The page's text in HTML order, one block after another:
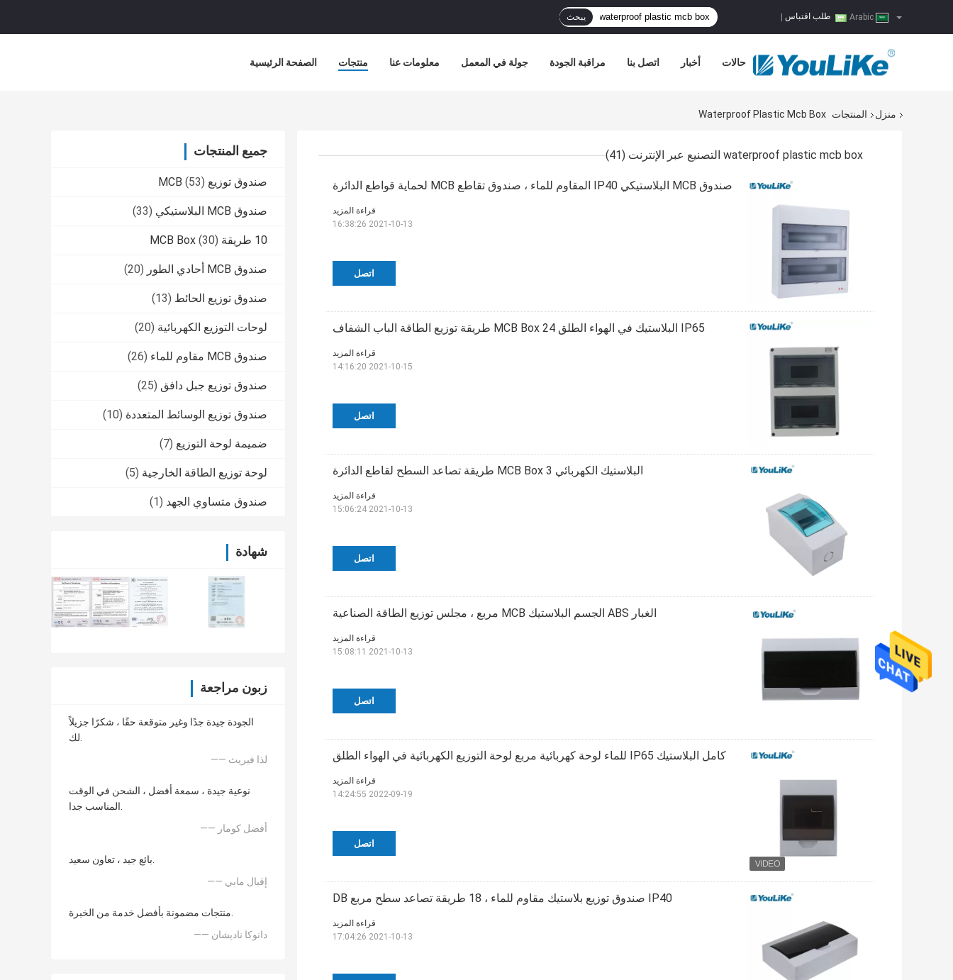
طلب اقتباس يبحث
الصفحة الرئيسية منتجات معلومات عنا جولة في المعمل مراقبة الجودة اتصل بنا أخبار حالات
منزل المنتجات Waterproof Plastic Mcb Box
جميع المنتجات
صندوق توزيع MCB (53)
صندوق MCB البلاستيكي (33)
10 طريقة MCB Box (30)
صندوق MCB أحادي الطور (20)
صندوق توزيع الحائط (13)
لوحات التوزيع الكهربائية (20)
صندوق MCB مقاوم للماء (26)
صندوق توزيع جبل دافق (25)
صندوق توزيع الوسائط المتعددة (10)
ضميمة لوحة التوزيع (7)
لوحة توزيع الطاقة الخارجية (5)
صندوق متساوي الجهد (1)
شهادة
زبون مراجعة
الجودة جيدة جدًا وغير متوقعة حقًا ، شكرًا جزيلاً
لك.
—— لذا فيريث
نوعية جيدة ، سمعة أفضل ، الشحن في الوقت
المناسب جدا.
—— أفضل كومار
بائع جيد ، تعاون سعيد.
—— إقبال مابي
منتجات مضمونة بأفضل خدمة من الخبرة.
—— دانوكا ناديشان
waterproof plastic mcb box التصنيع عبر الإنترنت (41)
صندوق MCB البلاستيكي IP40 المقاوم للماء ، صندوق تقاطع MCB لحماية قواطع الدائرة
اتصل
قراءة المزيد
2021-10-13 16:38:26
IP65 البلاستيك في الهواء الطلق MCB Box 24 طريقة توزيع الطاقة الباب الشفاف
اتصل
قراءة المزيد
2021-10-15 14:16:20
البلاستيك الكهربائي MCB Box 3 طريقة تصاعد السطح لقاطع الدائرة
اتصل
قراءة المزيد
2021-10-13 15:06:24
الغبار ABS الجسم البلاستيك MCB مربع ، مجلس توزيع الطاقة الصناعية
اتصل
قراءة المزيد
2021-10-13 15:08:11
كامل البلاستيك IP65 للماء لوحة كهربائية مربع لوحة التوزيع الكهربائية في الهواء الطلق
اتصل
قراءة المزيد
2022-09-19 14:24:55
IP40 صندوق توزيع بلاستيك مقاوم للماء ، 18 طريقة تصاعد سطح مربع DB
قراءة المزيد
2021-10-13 17:04:26